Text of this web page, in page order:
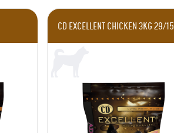
CD EXCELLENT CHICKEN 3KG 29/15